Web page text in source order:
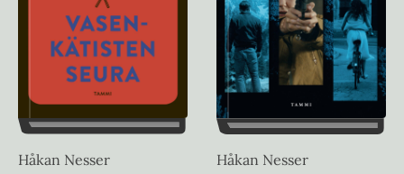
Håkan Nesser Håkan Nesser